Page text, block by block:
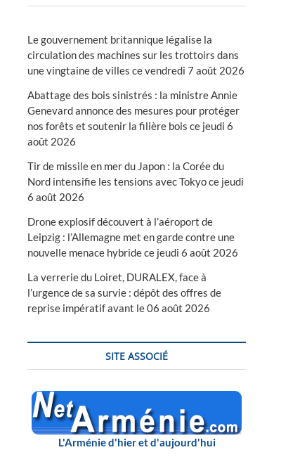
Le gouvernement britannique légalise la
circulation des machines sur les trottoirs dans
une vingtaine de villes ce vendredi 7 août 2026
Abattage des bois sinistrés : la ministre Annie
Genevard annonce des mesures pour protéger
nos forêts et soutenir la filière bois ce jeudi 6
août 2026
Tir de missile en mer du Japon : la Corée du
Nord intensifie les tensions avec Tokyo ce jeudi
6 août 2026
Drone explosif découvert à l’aéroport de
Leipzig : l’Allemagne met en garde contre une
nouvelle menace hybride ce jeudi 6 août 2026
La verrerie du Loiret, DURALEX, face à
l’urgence de sa survie : dépôt des offres de
reprise impératif avant le 06 août 2026
SITE ASSOCIÉ
L'Arménie d'hier et d'aujourd'hui